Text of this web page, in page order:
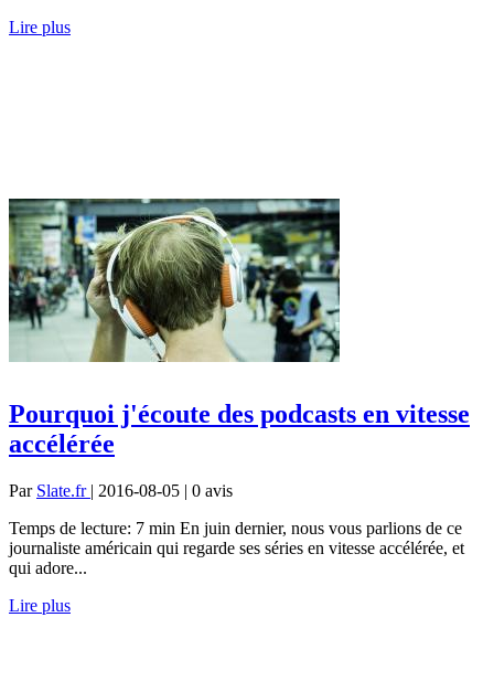
Lire plus
Pourquoi j'écoute des podcasts en vitesse
accélérée
Par Slate.fr | 2016-08-05 | 0 avis
Temps de lecture: 7 min En juin dernier, nous vous parlions de ce
journaliste américain qui regarde ses séries en vitesse accélérée, et
qui adore...
Lire plus